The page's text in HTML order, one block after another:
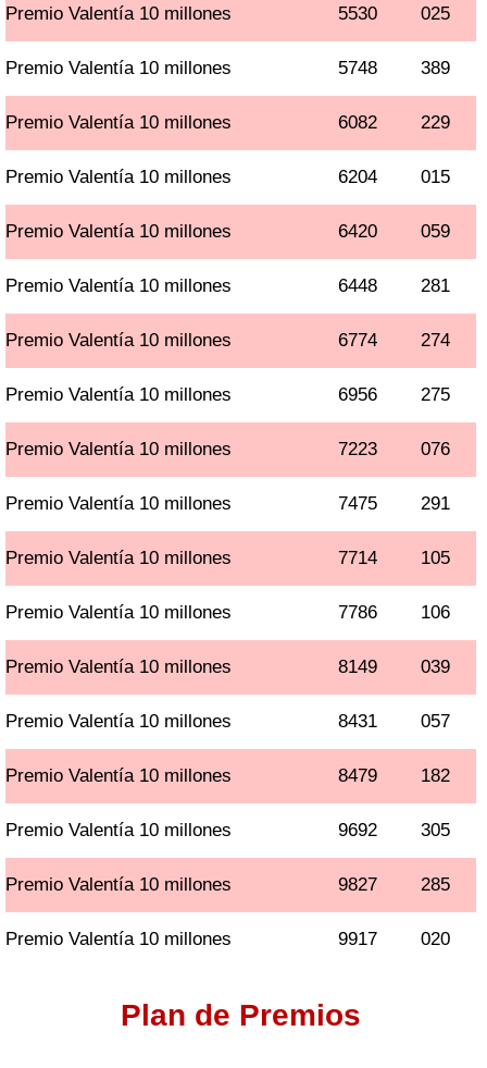
Premio Valentía 10 millones 5530 025
Premio Valentía 10 millones 5748 389
Premio Valentía 10 millones 6082 229
Premio Valentía 10 millones 6204 015
Premio Valentía 10 millones 6420 059
Premio Valentía 10 millones 6448 281
Premio Valentía 10 millones 6774 274
Premio Valentía 10 millones 6956 275
Premio Valentía 10 millones 7223 076
Premio Valentía 10 millones 7475 291
Premio Valentía 10 millones 7714 105
Premio Valentía 10 millones 7786 106
Premio Valentía 10 millones 8149 039
Premio Valentía 10 millones 8431 057
Premio Valentía 10 millones 8479 182
Premio Valentía 10 millones 9692 305
Premio Valentía 10 millones 9827 285
Premio Valentía 10 millones 9917 020
Plan de Premios